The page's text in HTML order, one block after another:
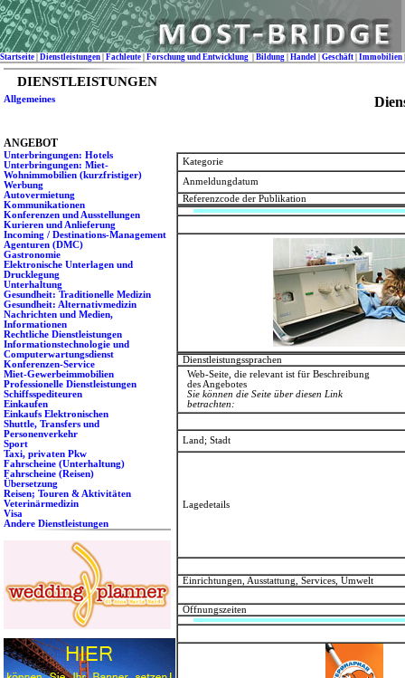
Startseite Dienstleistungen Fachleute Forschung und Entwicklung Bildung Handel Geschäft Immobilien
DIENSTLEISTUNGEN
Allgemeines
ANGEBOT
Unterbringungen: Hotels
Unterbringungen: Miet-
Wohnimmobilien (kurzfristiger)
Werbung
Autovermietung
Kommunikationen
Konferenzen und Ausstellungen
Kurieren und Anlieferung
Incoming / Destinations-Management
Agenturen (DMC)
Gastronomie
Elektronische Unterlagen und
Drucklegung
Unterhaltung
Gesundheit: Traditionelle Medizin
Gesundheit: Alternativmedizin
Nachrichten und Medien,
Informationen
Rechtliche Dienstleistungen
Informationstechnologie und
Computerwartungsdienst
Konferenzen-Service
Miet-Gewerbeimmobilien
Professionelle Dienstleistungen
Schiffsspediteuren
Einkaufen
Einkaufs Elektronischen
Shuttle, Transfers und
Personenverkehr
Sport
Taxi, privaten Pkw
Fahrscheine (Unterhaltung)
Fahrscheine (Reisen)
Übersetzung
Reisen; Touren & Aktivitäten
Veterinärmedizin
Visa
Andere Dienstleistungen
Kategorie
Anmeldungdatum
Referenzcode der Publikation
Dienstleistungssprachen
Web-Seite, die relevant ist für Beschreibung
des Angebotes
Sie können die Seite über diesen Link
betrachten:
Land; Stadt
Lagedetails
Einrichtungen, Ausstattung, Services, Umwelt
Öffnungszeiten